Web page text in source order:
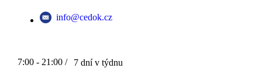
info@cedok.cz
7:00 - 21:00 / 7 dní v týdnu